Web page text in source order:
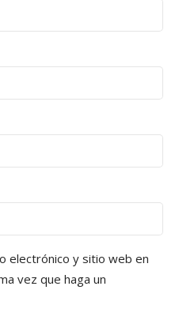
electrónico y sitio web en
vez que haga un